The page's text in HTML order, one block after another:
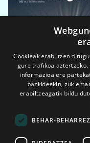
Cookieak erabiltzen
gure trafikoa
informazioa ere
bazkideekin, zuk
erabiltzeagatik bildu
BEHAR-